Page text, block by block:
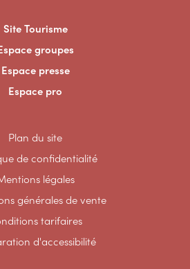
Site Tourisme
groupes
Espace presse
Espace pro
Plan du site
de confidentialité
légales
générales de vente
tarifaires
d'accessibilité